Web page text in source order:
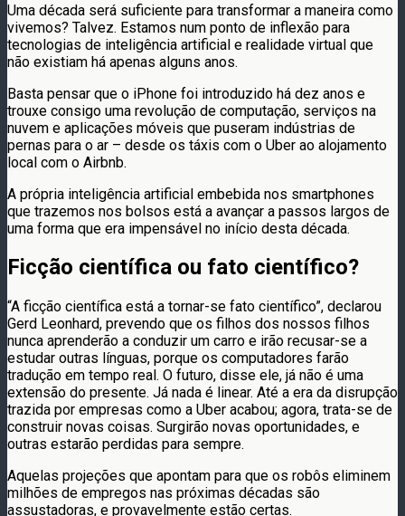
Uma década será suficiente para transformar a maneira como
vivemos? Talvez. Estamos num ponto de inflexão para
tecnologias de inteligência artificial e realidade virtual que
não existiam há apenas alguns anos.
Basta pensar que o iPhone foi introduzido há dez anos e
trouxe consigo uma revolução de computação, serviços na
nuvem e aplicações móveis que puseram indústrias de
pernas para o ar – desde os táxis com o Uber ao alojamento
local com o Airbnb.
A própria inteligência artificial embebida nos smartphones
que trazemos nos bolsos está a avançar a passos largos de
uma forma que era impensável no início desta década.
Ficção científica ou fato científico?
“A ficção científica está a tornar-se fato científico”, declarou
Gerd Leonhard, prevendo que os filhos dos nossos filhos
nunca aprenderão a conduzir um carro e irão recusar-se a
estudar outras línguas, porque os computadores farão
tradução em tempo real. O futuro, disse ele, já não é uma
extensão do presente. Já nada é linear. Até a era da disrupção
trazida por empresas como a Uber acabou; agora, trata-se de
construir novas coisas. Surgirão novas oportunidades, e
outras estarão perdidas para sempre.
Aquelas projeções que apontam para que os robôs eliminem
milhões de empregos nas próximas décadas são
assustadoras, e provavelmente estão certas.